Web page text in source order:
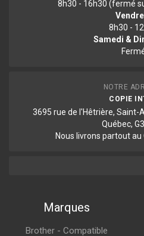
8h30 - 16h30 (fermé
8h30 -
Samedi &
NOTRE
COPIE
3695 rue de l'Hêtrière, Saint-
Québec,
Nous livrons partout
Marques
Brother - Compatible